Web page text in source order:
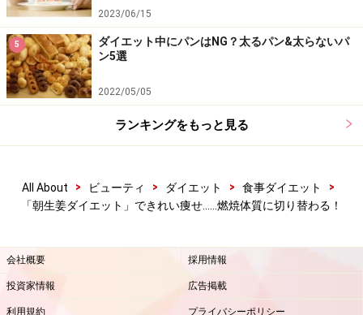
すます体を温めてくれますよ。
リンク： 15分で作るハムと白菜のジンジャークリームスープ弁当 [家族のお弁当レシピ] All
About
食後にじんわりと体温UP！ 炊き込み生姜ご
生姜のシャキシャキとした歯触りが心地よい炊き込みご
リンク： 炊き込み生姜ご飯 [毎日のお助けレシピ] All About
2023/06/15
5
ダイエット中にパンはNG？太るパン&太らないパ
ン5選
2022/05/05
ランキングをもっと見る
All About > ビューティ > ダイエット > 食事ダイエット
>
「朝生姜ダイエット」できれい痩せ……燃焼体質に切り替わる！
会社概要 採用情報
投資家情報 広告掲載
利用規約 プライバシーポリシー